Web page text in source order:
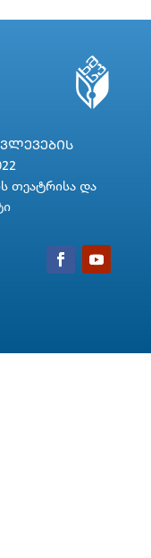
თეატრისა და